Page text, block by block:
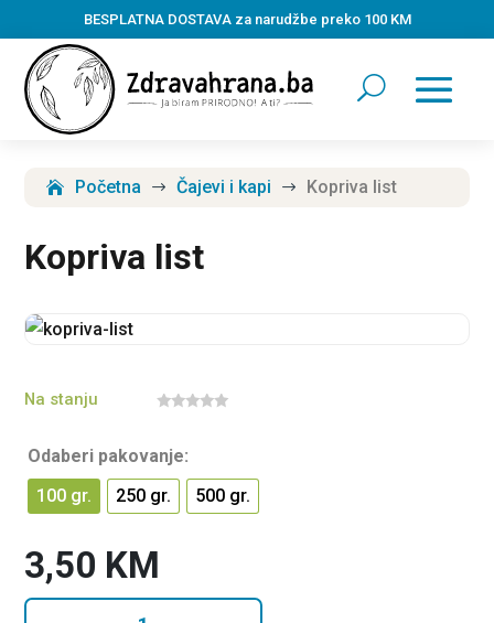
BESPLATNA DOSTAVA za narudžbe preko 100 KM
Početna $ Čajevi i kapi $ Kopriva list
Kopriva list
Na stanju
t
5
Odaberi pakovanje:
100 gr.
250 gr. 500 gr.
3,50 KM
Kopriva